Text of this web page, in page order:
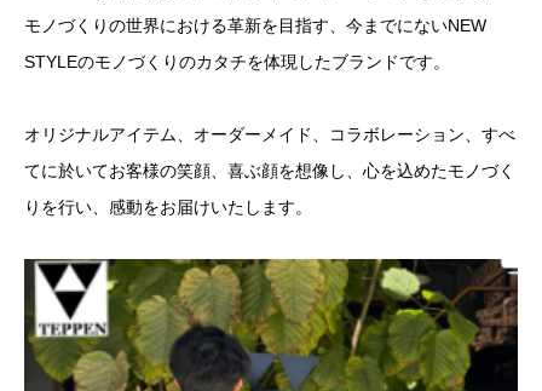
モノづくりの世界における革新を目指す、今までにないNEW
STYLEのモノづくりのカタチを体現したブランドです。
オリジナルアイテム、オーダーメイド、コラボレーション、すべ
てに於いてお客様の笑顔、喜ぶ顔を想像し、心を込めたモノづく
りを行い、感動をお届けいたします。